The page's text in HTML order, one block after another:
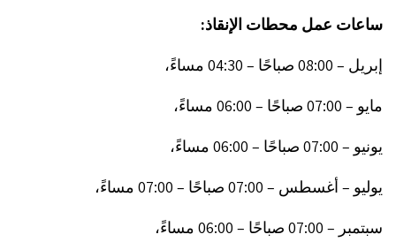
ساعات عمل محطات الإنقاذ:
إبريل – 08:00 صباحًا – 04:30 مساءً،
مايو – 07:00 صباحًا – 06:00 مساءً،
يونيو – 07:00 صباحًا – 06:00 مساءً،
يوليو – أغسطس – 07:00 صباحًا – 07:00 مساءً،
سبتمبر – 07:00 صباحًا – 06:00 مساءً،